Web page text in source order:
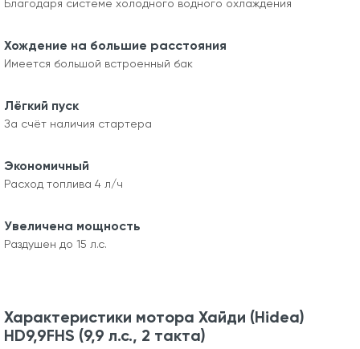
Благодаря системе холодного водного охлаждения
Хождение на большие расстояния
Имеется большой встроенный бак
Лёгкий пуск
За счёт наличия стартера
Экономичный
Расход топлива 4 л/ч
Увеличена мощность
Раздушен до 15 л.с.
Характеристики мотора Хайди (Hidea)
HD9,9FHS (9,9 л.с., 2 такта)